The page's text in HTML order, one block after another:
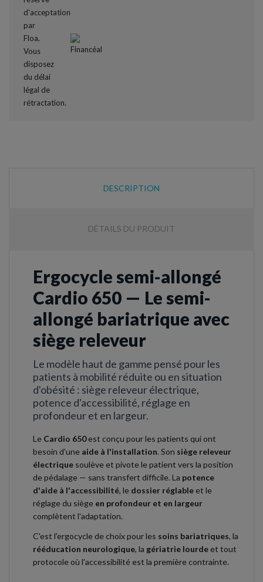
DESCRIPTION
DÉTAILS DU PRODUIT
Ergocycle semi-allongé
Cardio 650 — Le semi-
allongé bariatrique avec
siège releveur
Le modèle haut de gamme pensé pour les
patients à mobilité réduite ou en situation
d'obésité : siège releveur électrique,
potence d'accessibilité, réglage en
profondeur et en largeur.
Le Cardio 650est conçu pour les patients qui ont
besoin d'une aide à l'installation. Son siège releveur
électrique soulève et pivote le patient vers la position
de pédalage — sans transfert difficile. La potence
d'aide à l'accessibilité, le dossier réglable et le
réglage du siège en profondeur et en largeur
complètent l'adaptation.
C'est l'ergocycle de choix pour les soins bariatriques, la
rééducation neurologique, la gériatrie lourde et tout
protocole où l'accessibilité est la première contrainte.